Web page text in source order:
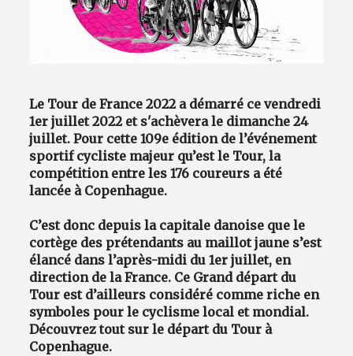
connexion
Avantages fidélité
Le Tour de France 2022 a démarré ce vendredi
1er juillet 2022 et s'achèvera le dimanche 24
juillet. Pour cette 109e édition de l’événement
sportif cycliste majeur qu’est le Tour, la
compétition entre les 176 coureurs a été
lancée à Copenhague.
C’est donc depuis la capitale danoise que le
cortège des prétendants au maillot jaune s’est
élancé dans l’après-midi du 1er juillet, en
direction de la France. Ce Grand départ du
Tour est d’ailleurs considéré comme riche en
symboles pour le cyclisme local et mondial.
Découvrez tout sur le départ du Tour à
Copenhague.